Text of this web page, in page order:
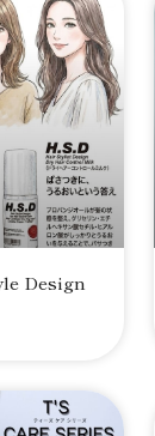
Design